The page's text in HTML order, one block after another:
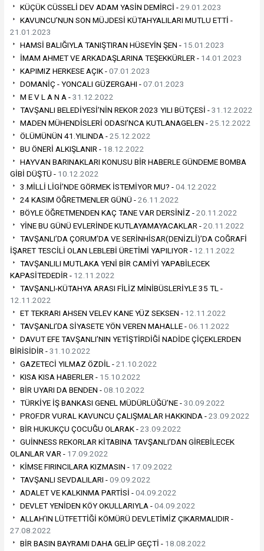
KÜÇÜK CÜSSELİ DEV ADAM YASİN DEMİRCİ -29.01.2023
KAVUNCU’NUN SON MÜJDESİ KÜTAHYALILARI MUTLU ETTİ -
21.01.2023
HAMSİ BALIĞIYLA TANIŞTIRAN HÜSEYİN ŞEN - 15.01.2023
İMAM AHMET VE ARKADAŞLARINA TEŞEKKÜRLER - 14.01.2023
KAPIMIZ HERKESE AÇIK -07.01.2023
DOMANİÇ - YONCALI GÜZERGAHI -07.01.2023
M E V L A N A -31.12.2022
TAVŞANLI BELEDİYESİ’NİN REKOR 2023 YILI BÜTÇESİ -31.12.2022
MADEN MÜHENDİSLERİ ODASI’NCA KUTLANAGELEN -25.12.2022
ÖLÜMÜNÜN 41.YILINDA -25.12.2022
BU ÖNERİ ALKIŞLANIR - 18.12.2022
HAYVAN BARINAKLARI KONUSU BİR HABERLE GÜNDEME BOMBA
GİBİ DÜŞTÜ - 10.12.2022
3.MİLLİ LİGİ’NDE GÖRMEK İSTEMİYOR MU? -04.12.2022
24 KASIM ÖĞRETMENLER GÜNÜ -26.11.2022
BÖYLE ÖĞRETMENDEN KAÇ TANE VAR DERSİNİZ -20.11.2022
YİNE BU GÜNÜ EVLERİNDE KUTLAYAMAYACAKLAR -20.11.2022
TAVŞANLI’DA ÇORUM’DA VE SERİNHİSAR(DENİZLİ)’DA COĞRAFİ
İŞARET TESCİLİ OLAN LEBLEBİ ÜRETİMİ YAPILIYOR - 12.11.2022
TAVŞANLILI MUTLAKA YENİ BİR CAMİYİ YAPABİLECEK
KAPASİTEDEDİR - 12.11.2022
TAVŞANLI-KÜTAHYA ARASI FİLİZ MİNİBÜSLERİYLE 35 TL -
12.11.2022
ET TEKRARI AHSEN VELEV KANE YÜZ SEKSEN - 12.11.2022
TAVŞANLI’DA SİYASETE YÖN VEREN MAHALLE -06.11.2022
DAVUT EFE TAVŞANLI’NIN YETİŞTİRDİĞİ NADİDE ÇİÇEKLERDEN
BİRİSİDİR -31.10.2022
GAZETECİ YILMAZ ÖZDİL -21.10.2022
KISA KISA HABERLER - 15.10.2022
BİR UYARI DA BENDEN -08.10.2022
TÜRKİYE İŞ BANKASI GENEL MÜDÜRLÜĞÜ’NE -30.09.2022
PROF.DR VURAL KAVUNCU ÇALIŞMALAR HAKKINDA -23.09.2022
BİR HUKUKÇU ÇOCUĞU OLARAK -23.09.2022
GUİNNESS REKORLAR KİTABINA TAVŞANLI’DAN GİREBİLECEK
OLANLAR VAR - 17.09.2022
KİMSE FIRINCILARA KIZMASIN - 17.09.2022
TAVŞANLI SEVDALILARI -09.09.2022
ADALET VE KALKINMA PARTİSİ -04.09.2022
DEVLET YENİDEN KÖY OKULLARIYLA -04.09.2022
ALLAH’IN LÜTFETTİĞİ KÖMÜRÜ DEVLETİMİZ ÇIKARMALIDIR -
27.08.2022
BİR BASIN BAYRAMI DAHA GELİP GEÇTİ - 18.08.2022